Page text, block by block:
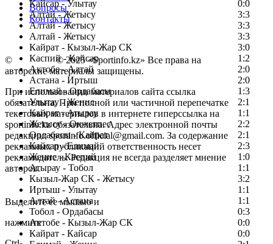
Кайсар - Улытау
0:0
Алтай - Жетысу
3:3
Алтай - Жетысу
3:3
Алтай - Жетысу
3:3
Кайрат - Кызыл-Жар СК
3:0
Каспий - Кайсар
1:2
Актобе - Алтай
2:0
Астана - Иртыш
2:0
Елимай - Ордабасы
1:3
Улытау - Женис
2:1
Кайрат - Атырау
1:1
Жетысу - Окжетпес
2:2
Ордабасы - Кайрат
2:1
Кайсар - Елимай
2:3
Женис - Каспий
1:0
Атырау - Тобол
1:1
Кызыл-Жар СК - Жетысу
3:2
Иртыш - Улытау
1:1
Алтай - Астана
1:1
Тобол - Ордабасы
0:3
Актобе - Кызыл-Жар СК
0:0
Кайрат - Кайсар
0:0
Вопросы
Контакты
© Copyright© 2025 «Sportinfo.kz» Все права на
авторские материалы защищены.
При использовании материалов сайта ссылка
обязательна. При полной или частичной перепечатке
текстовых материалов в интернете гиперссылка на
sportinfo.kz обязательна. Адрес электронной почты
редакции: sportinfo.official@gmail.com. За содержание
рекламных публикаций ответственность несет
рекламодатель. Редакция не всегда разделяет мнение
авторов.
Заметили ошибку в тексте?
Выделите ее мышью и
нажмите